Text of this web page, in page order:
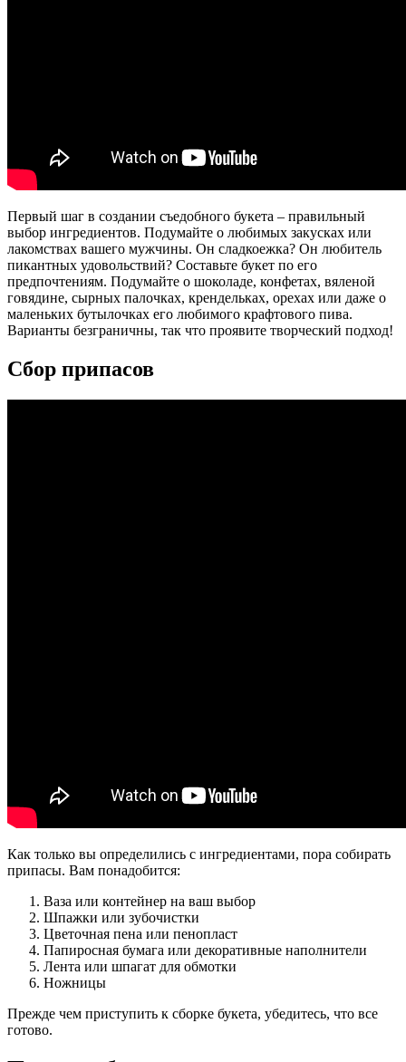
Первый шаг в создании съедобного букета – правильный
выбор ингредиентов. Подумайте о любимых закусках или
лакомствах вашего мужчины. Он сладкоежка? Он любитель
пикантных удовольствий? Составьте букет по его
предпочтениям. Подумайте о шоколаде, конфетах, вяленой
говядине, сырных палочках, крендельках, орехах или даже о
маленьких бутылочках его любимого крафтового пива.
Варианты безграничны, так что проявите творческий подход!
Сбор припасов
Как только вы определились с ингредиентами, пора собирать
припасы. Вам понадобится:
Ваза или контейнер на ваш выбор
Шпажки или зубочистки
Цветочная пена или пенопласт
Папиросная бумага или декоративные наполнители
Лента или шпагат для обмотки
Ножницы
Прежде чем приступить к сборке букета, убедитесь, что все
готово.